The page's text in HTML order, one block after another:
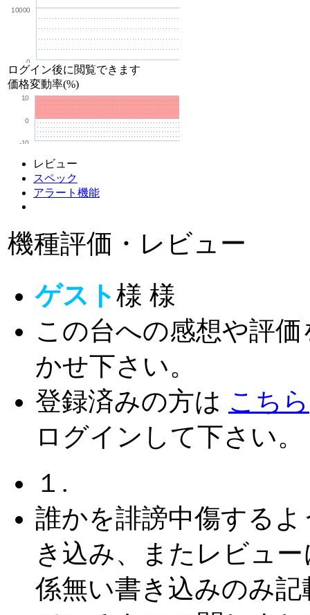
0
10000
ログイン後に閲覧できます
価格変動率(%)
-10
0
10
レビュー
スペック
アラート機能
機種評価・レビュー
ゲスト様 様
この台への感想や評価
かせ下さい。
登録済みの方は こちら
ログインして下さい。
１.
誰かを誹謗中傷するよ
き込み、またレビュー
係無い書き込みのみ記